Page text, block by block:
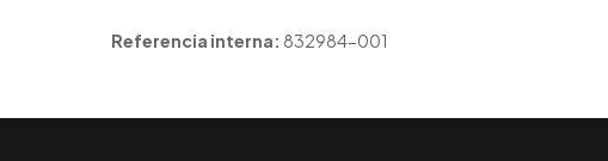
Referencia interna: 832984-001